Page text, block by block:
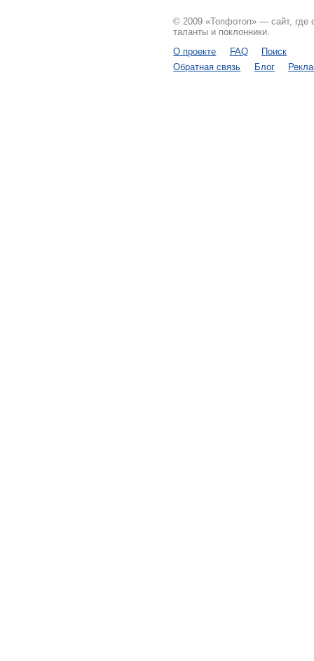
© 2009 «Топфотоп» — сайт, где
таланты и поклонники.
О проекте
FAQ
Поиск
Обратная связь
Блог